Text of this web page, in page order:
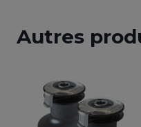
Autres